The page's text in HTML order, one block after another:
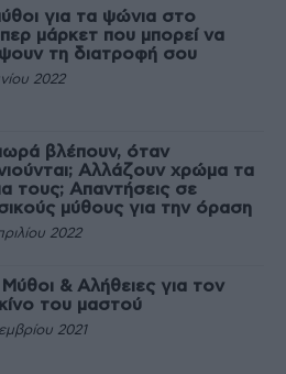
για τα ψώνια στο
μάρκετ που μπορεί να
τη διατροφή σου
2022
βλέπουν, όταν
Αλλάζουν χρώμα τα
τους; Απαντήσεις σε
μύθους για την όραση
2022
& Αλήθειες για τον
του μαστού
2021